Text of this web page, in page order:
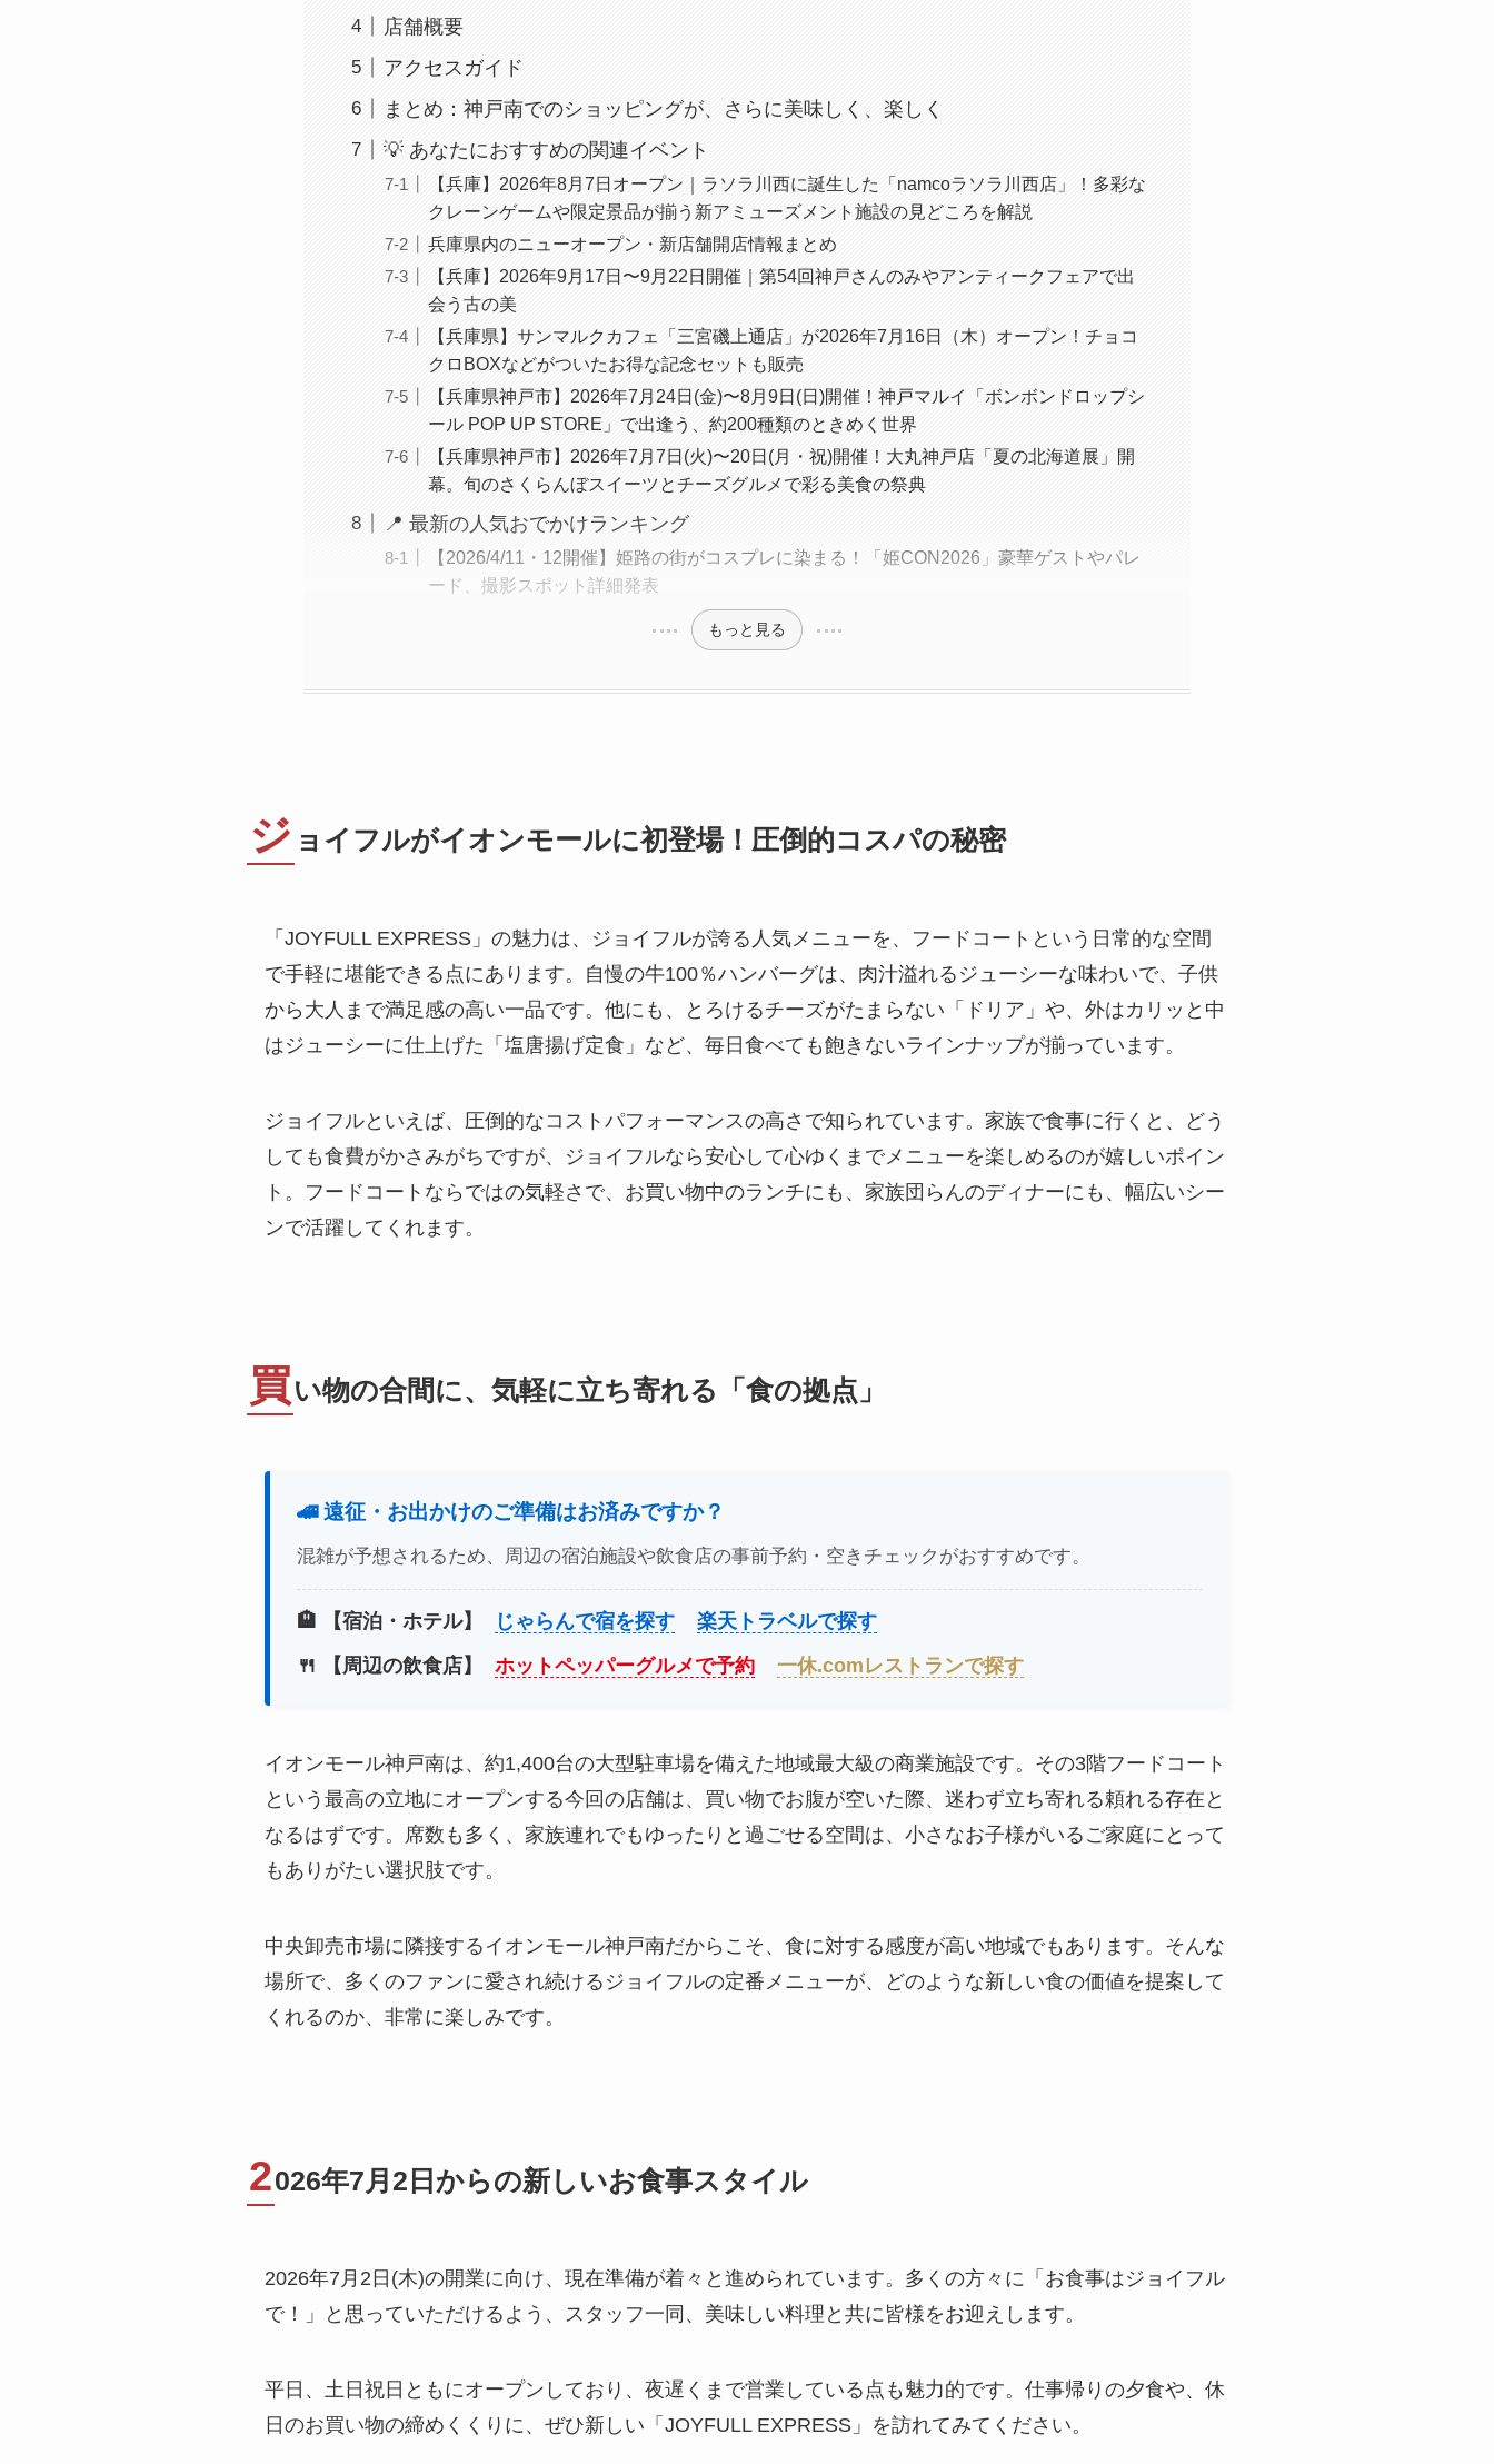
店舗概要
アクセスガイド
まとめ：神戸南でのショッピングが、さらに美味しく、楽しく
💡 あなたにおすすめの関連イベント
【兵庫】2026年8月7日オープン｜ラソラ川西に誕生した「namcoラソラ川西店」！多彩な
クレーンゲームや限定景品が揃う新アミューズメント施設の見どころを解説
兵庫県内のニューオープン・新店舗開店情報まとめ
【兵庫】2026年9月17日〜9月22日開催｜第54回神戸さんのみやアンティークフェアで出
会う古の美
【兵庫県】サンマルクカフェ「三宮磯上通店」が2026年7月16日（木）オープン！チョコ
クロBOXなどがついたお得な記念セットも販売
【兵庫県神戸市】2026年7月24日(金)〜8月9日(日)開催！神戸マルイ「ボンボンドロップシ
ール POP UP STORE」で出逢う、約200種類のときめく世界
【兵庫県神戸市】2026年7月7日(火)〜20日(月・祝)開催！大丸神戸店「夏の北海道展」開
幕。旬のさくらんぼスイーツとチーズグルメで彩る美食の祭典
📍 最新の人気おでかけランキング
【2026/4/11・12開催】姫路の街がコスプレに染まる！「姫CON2026」豪華ゲストやパレ
ード、撮影スポット詳細発表
もっと見る
ジ ョイフルがイオンモールに初登場！圧倒的コスパの秘密
「JOYFULL EXPRESS」の魅力は、ジョイフルが誇る人気メニューを、フードコートという日常的な空間
で手軽に堪能できる点にあります。自慢の牛100％ハンバーグは、肉汁溢れるジューシーな味わいで、子供
から大人まで満足感の高い一品です。他にも、とろけるチーズがたまらない「ドリア」や、外はカリッと中
はジューシーに仕上げた「塩唐揚げ定食」など、毎日食べても飽きないラインナップが揃っています。
ジョイフルといえば、圧倒的なコストパフォーマンスの高さで知られています。家族で食事に行くと、どう
しても食費がかさみがちですが、ジョイフルなら安心して心ゆくまでメニューを楽しめるのが嬉しいポイン
ト。フードコートならではの気軽さで、お買い物中のランチにも、家族団らんのディナーにも、幅広いシー
ンで活躍してくれます。
買い物の合間に、気軽に立ち寄れる「食の拠点」
🚄 遠征・お出かけのご準備はお済みですか？
混雑が予想されるため、周辺の宿泊施設や飲食店の事前予約・空きチェックがおすすめです。
🏨 【宿泊・ホテル】 じゃらんで宿を探す
楽天トラベルで探す
🍴 【周辺の飲食店】
ホットペッパーグルメで予約 一休.comレストランで探す
イオンモール神戸南は、約1,400台の大型駐車場を備えた地域最大級の商業施設です。その3階フードコート
という最高の立地にオープンする今回の店舗は、買い物でお腹が空いた際、迷わず立ち寄れる頼れる存在と
なるはずです。席数も多く、家族連れでもゆったりと過ごせる空間は、小さなお子様がいるご家庭にとって
もありがたい選択肢です。
中央卸売市場に隣接するイオンモール神戸南だからこそ、食に対する感度が高い地域でもあります。そんな
場所で、多くのファンに愛され続けるジョイフルの定番メニューが、どのような新しい食の価値を提案して
くれるのか、非常に楽しみです。
2026年7月2日からの新しいお食事スタイル
2026年7月2日(木)の開業に向け、現在準備が着々と進められています。多くの方々に「お食事はジョイフル
で！」と思っていただけるよう、スタッフ一同、美味しい料理と共に皆様をお迎えします。
平日、土日祝日ともにオープンしており、夜遅くまで営業している点も魅力的です。仕事帰りの夕食や、休
日のお買い物の締めくくりに、ぜひ新しい「JOYFULL EXPRESS」を訪れてみてください。